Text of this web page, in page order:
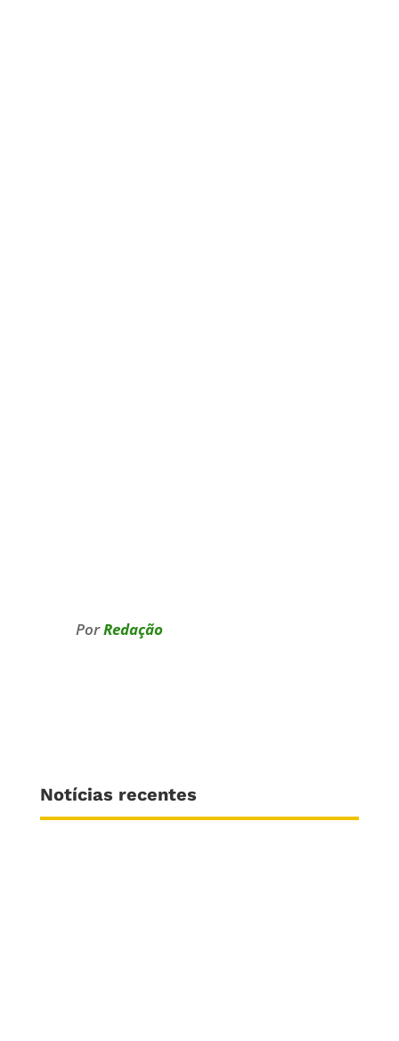
PorRedação
Notícias recentes